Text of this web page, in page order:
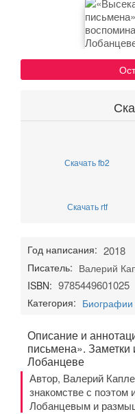
Скачать fb2
Скачать rtf
Год написания: 2018
Писатель: Валерий
ISBN: 9785449601025
Категория:
Описание и
письмена».
Лобанцеве
Автор, Валерий
знакомстве с
Лобанцевым и